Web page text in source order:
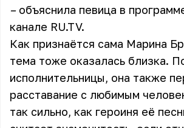
–объяснила певица в
канале RU.TV.
Как признаётся сама Марина
тема тоже оказалась близка.
исполнительницы, она также
расставание с любимым
так сильно, как героиня её